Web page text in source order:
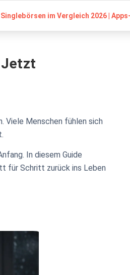
im Vergleich 2026 |
Jetzt
Viele Menschen fühlen sich
In diesem Guide
für Schritt zurück ins Leben